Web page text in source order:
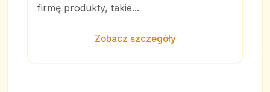
firmę produkty, takie...
Zobacz szczegóły